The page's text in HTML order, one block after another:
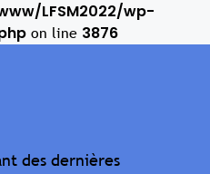
LFSM2022/wp-
on line 3876
des dernières